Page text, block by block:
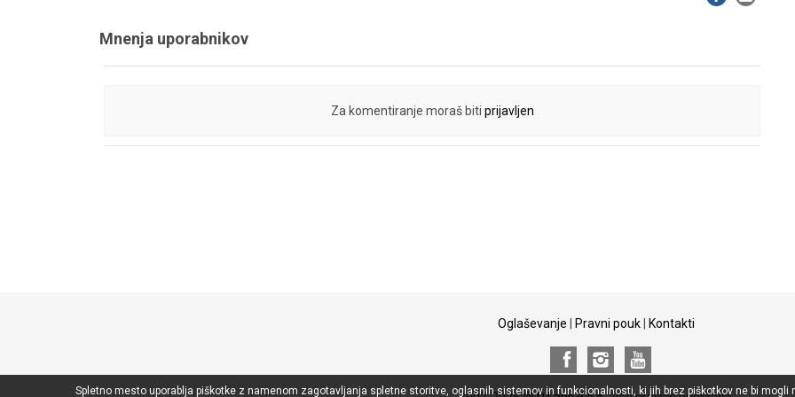
Mnenja uporabnikov
Za komentiranje moraš biti prijavljen
Oglaševanje Pravni pouk Kontakti
Spletno mesto uporablja piškotke z namenom zagotavljanja spletne storitve, oglasnih sistemov in funkcionalnosti, ki jih brez piškotkov ne bi